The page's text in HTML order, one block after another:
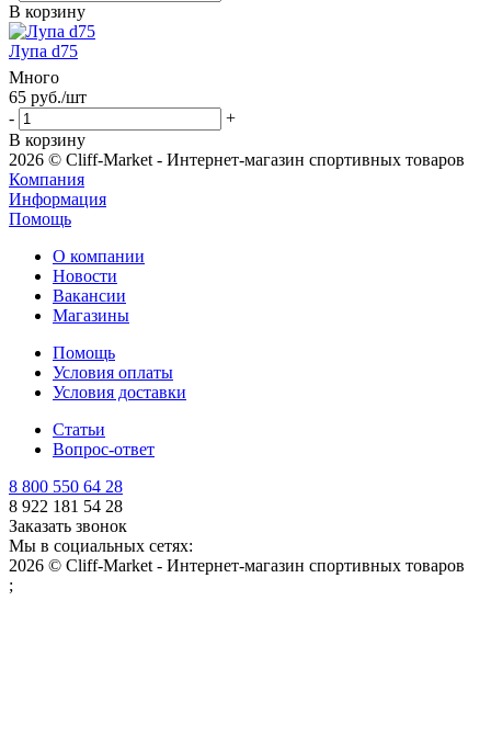
В корзину
Лупа d75
Много
65 руб./шт
-
+
В корзину
2026 © Cliff-Market - Интернет-магазин спортивных товаров
Компания
Информация
Помощь
О компании
Новости
Вакансии
Магазины
Помощь
Условия оплаты
Условия доставки
Статьи
Вопрос-ответ
8 800 550 64 28
8 922 181 54 28
Заказать звонок
Мы в социальных сетях:
2026 © Cliff-Market - Интернет-магазин спортивных товаров
;